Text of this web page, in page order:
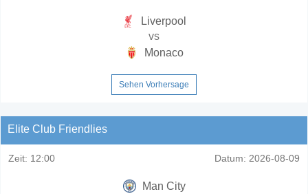
Liverpool
vs
Monaco
Sehen Vorhersage
Elite Club Friendlies
Zeit: 12:00 Datum: 2026-08-09
Man City